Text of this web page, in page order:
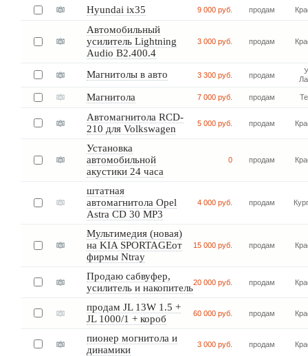
Hyundai ix35 9 000 руб. продам
Автомобильный
усилитель Lightning
Audio B2.400.4
3 000 руб. продам
Магнитолы в авто 3 300 руб. продам
Магнитола 7 000 руб. продам
Автомагнитола RCD-
210 для Volkswagen
5 000 руб. продам
Установка
автомобильной
акустики 24 часа
0 продам
штатная
автомагнитола Opel
Astra CD 30 MP3
4 000 руб. продам
Мультимедия (новая)
на KIA SPORTAGEот
фирмы Ntray
15 000 руб. продам
Продаю сабвуфер,
усилитель и накопитель20 000 руб. продам
продам JL 13W 1.5 +
JL 1000/1 + короб
60 000 руб. продам
пионер могнитола и
динамики
3 000 руб. продам